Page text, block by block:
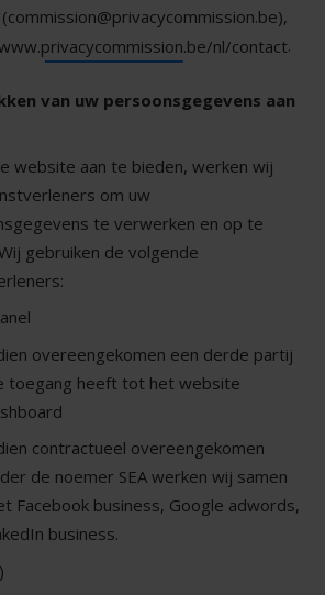
nl/contact.
van uw persoonsgegevens aan
website aan te bieden, werken wij
om uw
te verwerken en op te
gebruiken de volgende
overeengekomen een derde partij
toegang heeft tot het website
contractueel overeengekomen
de noemer SEA werken wij samen
Facebook business, Google adwords,
business.